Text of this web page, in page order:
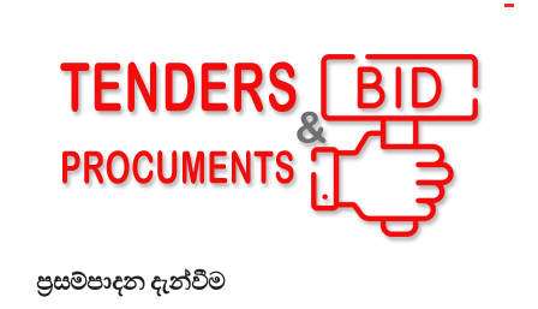
ප්‍රසම්පාදන දැන්වීම